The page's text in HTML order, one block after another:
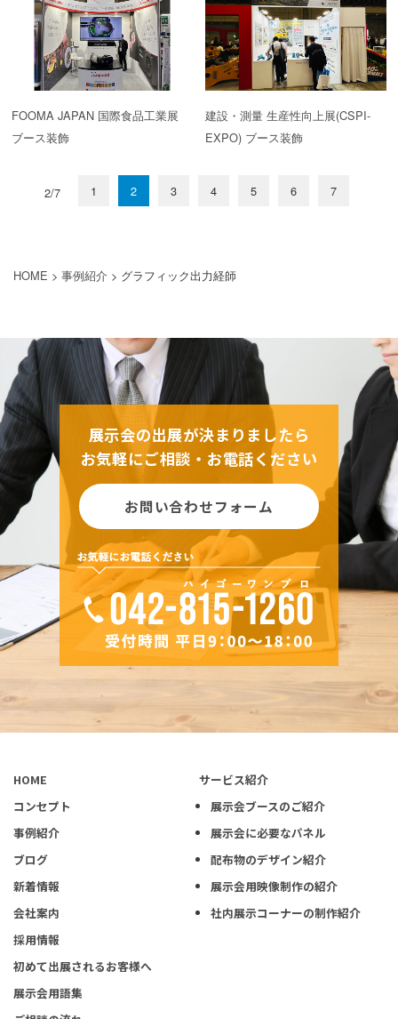
FOOMA JAPAN 国際食品工業展
ブース装飾
建設・測量 生産性向上展(CSPI-
EXPO) ブース装飾
2/7 1 2 3 4 5 6 7
HOME > 事例紹介 > グラフィック出力経師
展示会の出展が決まりましたら
お気軽にご相談・お電話ください
お問い合わせフォーム
HOME
コンセプト
事例紹介
ブログ
新着情報
会社案内
採用情報
サービス紹介
展示会ブースのご紹介
展示会に必要なパネル
配布物のデザイン紹介
展示会用映像制作の紹介
社内展示コーナーの制作紹介
初めて出展されるお客様へ
展示会用語集